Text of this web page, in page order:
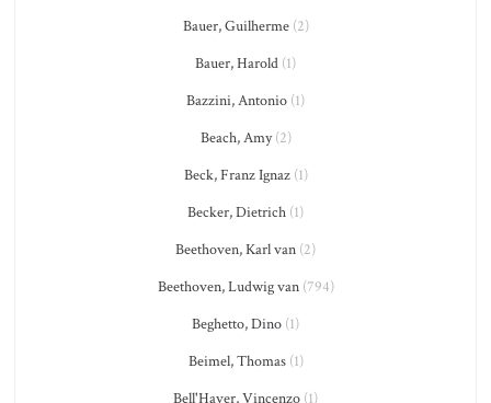
Bauer, Guilherme(2)
Bauer, Harold (1)
Bazzini, Antonio (1)
Beach, Amy(2)
Beck, Franz Ignaz(1)
Becker, Dietrich (1)
Beethoven, Karl van (2)
Beethoven, Ludwig van(794)
Beghetto, Dino (1)
Beimel, Thomas(1)
Bell'Haver, Vincenzo (1)